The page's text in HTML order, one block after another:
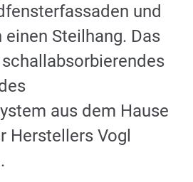
und
Steilhang. Das
aus dem Hause
Herstellers Vogl